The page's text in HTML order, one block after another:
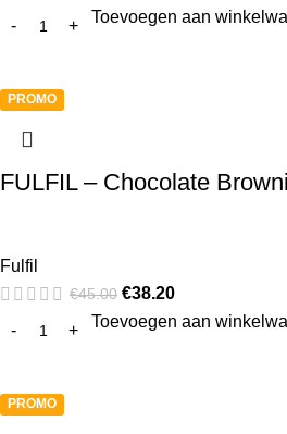
Toevoegen aan
PROMO
FULFIL – Chocolate
Fulfil
€45.00 €38.20
Toevoegen aan
PROMO